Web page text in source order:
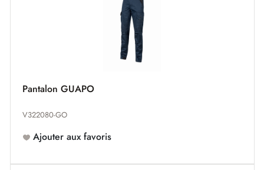
Pantalon GUAPO
V322080-GO
Ajouter aux favoris